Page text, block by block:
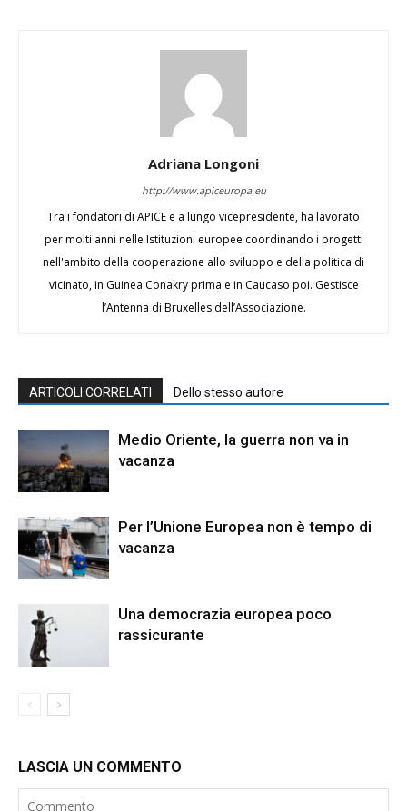
Adriana Longoni
http://www.apiceuropa.eu
Tra i fondatori di APICE e a lungo vicepresidente, ha lavorato
per molti anni nelle Istituzioni europee coordinando i progetti
nell'ambito della cooperazione allo sviluppo e della politica di
vicinato, in Guinea Conakry prima e in Caucaso poi. Gestisce
l’Antenna di Bruxelles dell’Associazione.
ARTICOLI CORRELATI Dello stesso autore
Medio Oriente, la guerra non va in
vacanza
Per l’Unione Europea non è tempo di
vacanza
Una democrazia europea poco
rassicurante
LASCIA UN COMMENTO